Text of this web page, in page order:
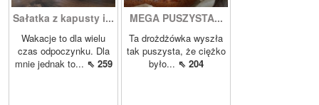
Sałatka z kapusty i...
Wakacje to dla wielu
czas odpoczynku. Dla
mnie jednak to... ⇖ 259
MEGA PUSZYSTA...
Ta drożdżówka wyszła
tak puszysta, że ciężko
było... ⇖ 204